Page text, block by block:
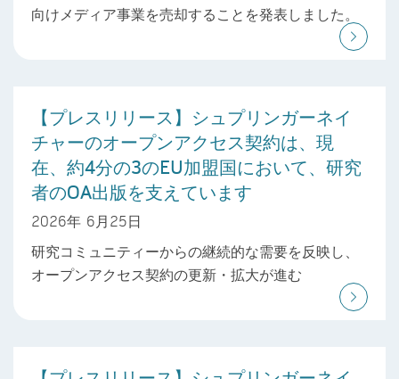
向けメディア事業を売却することを発表しました。
【プレスリリース】シュプリンガーネイ
チャーのオープンアクセス契約は、現
在、約4分の3のEU加盟国において、研究
者のOA出版を支えています
2026年 6月25日
研究コミュニティーからの継続的な需要を反映し、
オープンアクセス契約の更新・拡大が進む